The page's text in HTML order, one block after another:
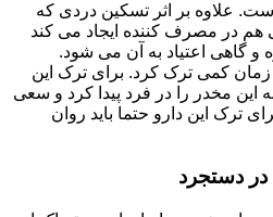
علاوه بر اثر تسکین دردی که
در مصرف کننده ایجاد می کند
گاهی اعتیاد به آن می شود.
کمی ترک کرد. برای ترک این
این مخدر را در فرد پیدا کرد و سعی
این دارو حتما باید روان
در دستجرد